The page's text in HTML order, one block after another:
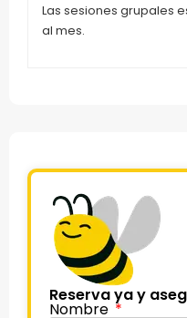
Las sesiones grupales
al mes.
Reserva ya y
Nombre